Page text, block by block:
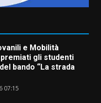
con Uccio De
e Mobilità
gli studenti
bando “La strada
07:15